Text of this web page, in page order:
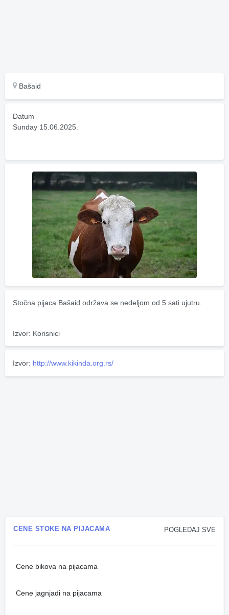
Bašaid
Datum
Sunday 15.06.2025.
Stočna pijaca Bašaid održava se nedeljom od 5 sati ujutru.
Izvor: Korisnici
Izvor: http://www.kikinda.org.rs/
POGLEDAJ SVE
CENE STOKE NA PIJACAMA
Cene bikova na pijacama
Cene jagnjadi na pijacama